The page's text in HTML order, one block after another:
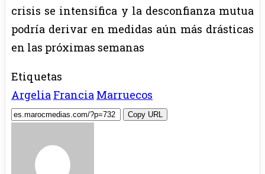
crisis se intensifica y la desconfianza mutua
podría derivar en medidas aún más drásticas
en las próximas semanas
Etiquetas
Argelia Francia Marruecos
Copy URL